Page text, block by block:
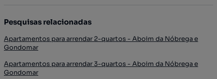
Pesquisas relacionadas
Apartamentos para arrendar 2-quartos - Aboim da Nóbrega e
Gondomar
Apartamentos para arrendar 3-quartos - Aboim da Nóbrega e
Gondomar